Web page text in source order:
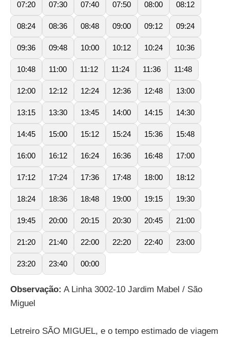
07:20 07:30 07:40 07:50 08:00 08:12
08:24 08:36 08:48 09:00 09:12 09:24
09:36 09:48 10:00 10:12 10:24 10:36
10:48 11:00 11:12 11:24 11:36 11:48
12:00 12:12 12:24 12:36 12:48 13:00
13:15 13:30 13:45 14:00 14:15 14:30
14:45 15:00 15:12 15:24 15:36 15:48
16:00 16:12 16:24 16:36 16:48 17:00
17:12 17:24 17:36 17:48 18:00 18:12
18:24 18:36 18:48 19:00 19:15 19:30
19:45 20:00 20:15 20:30 20:45 21:00
21:20 21:40 22:00 22:20 22:40 23:00
23:20 23:40 00:00
Observação: A Linha 3002-10 Jardim Mabel / São
Miguel
Letreiro SÃO MIGUEL, e o tempo estimado de viagem